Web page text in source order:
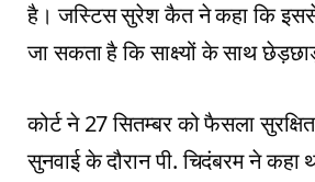
है। जस्टिस सुरेश कैत ने कहा कि इससे
जा सकता है कि साक्ष्यों के साथ
कोर्ट ने 27 सितम्बर को फैसला
सुनवाई के दौरान पी. चिदंबरम ने कहा